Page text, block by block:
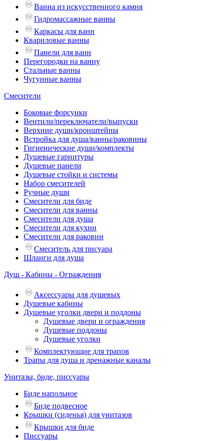
Ванна из искусственного камня
Гидромассажные ванны
Каркасы для ванн
Квариловые ванны
Панели для ванн
Перегородки на ванну
Стальные ванны
Чугунные ванны
Смесители
Боковые форсунки
Вентили/переключатели/выпуски
Верхние души/кронштейны
Встройка для душа/ванны/раковины
Гигиенические души/комплекты
Душевые гарнитуры
Душевые панели
Душевые стойки и системы
Набор смесителей
Ручные души
Смесители для биде
Смесители для ванны
Смесители для душа
Смесители для кухни
Смесители для раковин
Смеситель для писуара
Шланги для душа
Душ - Кабины - Ограждения
Аксессуары для душевых
Душевые кабины
Душевые уголки двери и поддоны
Душевые двери и ограждения
Душевые поддоны
Душевые уголки
Комплектующие для трапов
Трапы для душа и дренажные каналы
Унитазы, биде, писсуары
Биде напольное
Биде подвесное
Крышки (сиденья) для унитазов
Крышки для биде
Писсуары